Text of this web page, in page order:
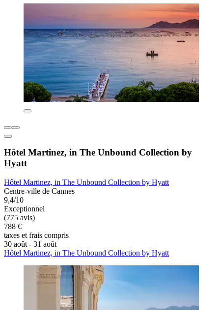
Hôtel Martinez, in The Unbound Collection by
Hyatt
Hôtel Martinez, in The Unbound Collection by Hyatt
Centre-ville de Cannes
9,4/10
Exceptionnel
(775 avis)
788 €
taxes et frais compris
30 août - 31 août
Hôtel Martinez, in The Unbound Collection by Hyatt